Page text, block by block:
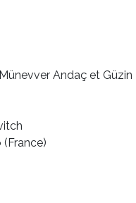
Andaç et Güzin
(France)